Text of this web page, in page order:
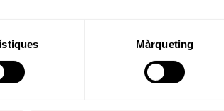
Màrqueting